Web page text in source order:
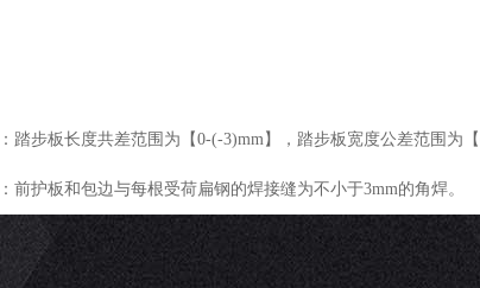
步板长度共差范围为【0-(-3)mm】，踏步板宽度公差范围为【
护板和包边与每根受荷扁钢的焊接缝为不小于3mm的角焊。